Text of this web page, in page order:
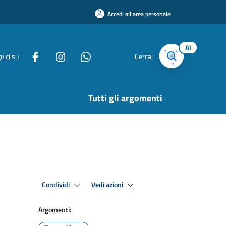
Accedi all'area personale
su Cerca
AI
Tutti gli argomenti
Condividi Vedi azioni
Argomenti: